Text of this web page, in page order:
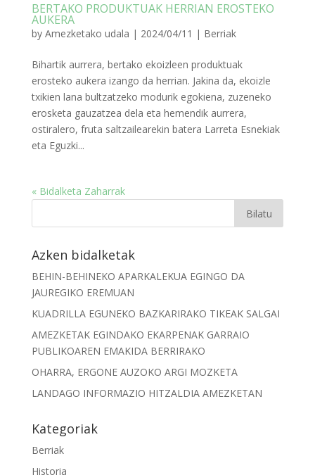
BERTAKO PRODUKTUAK HERRIAN EROSTEKO
AUKERA
by Amezketako udala | 2024/04/11 | Berriak
Bihartik aurrera, bertako ekoizleen produktuak
erosteko aukera izango da herrian. Jakina da, ekoizle
txikien lana bultzatzeko modurik egokiena, zuzeneko
erosketa gauzatzea dela eta hemendik aurrera,
ostiralero, fruta saltzailearekin batera Larreta Esnekiak
eta Eguzki...
« Bidalketa Zaharrak
Azken bidalketak
BEHIN-BEHINEKO APARKALEKUA EGINGO DA
JAUREGIKO EREMUAN
KUADRILLA EGUNEKO BAZKARIRAKO TIKEAK SALGAI
AMEZKETAK EGINDAKO EKARPENAK GARRAIO
PUBLIKOAREN EMAKIDA BERRIRAKO
OHARRA, ERGONE AUZOKO ARGI MOZKETA
LANDAGO INFORMAZIO HITZALDIA AMEZKETAN
Kategoriak
Berriak
Historia